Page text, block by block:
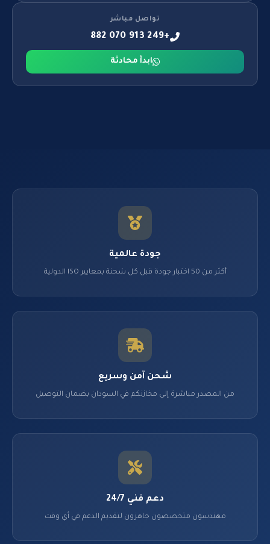
تواصل مباشر
+249 913 070 882
ابدأ محادثة
جودة عالمية
أكثر من 50 اختبار جودة قبل كل شحنة بمعايير ISO الدولية
شحن آمن وسريع
من المصدر مباشرة إلى مخازنكم في السودان بضمان التوصيل
دعم فني 24/7
مهندسون متخصصون جاهزون لتقديم الدعم في أي وقت